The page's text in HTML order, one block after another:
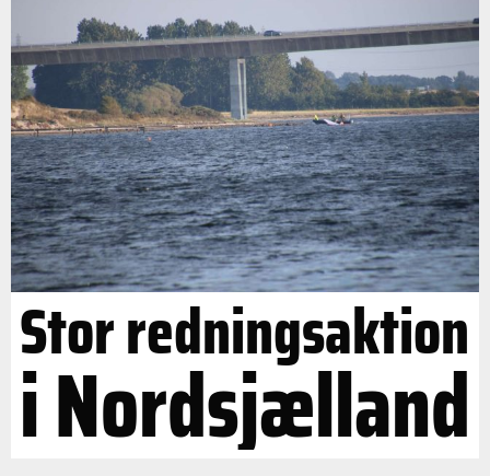
Stor redningsaktion
i Nordsjælland